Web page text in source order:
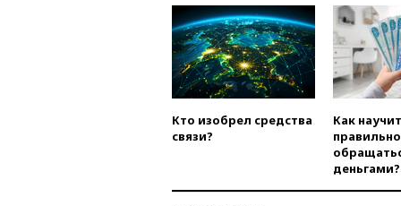
Кто изобрел средства
связи?
Как
правильно
деньгами?